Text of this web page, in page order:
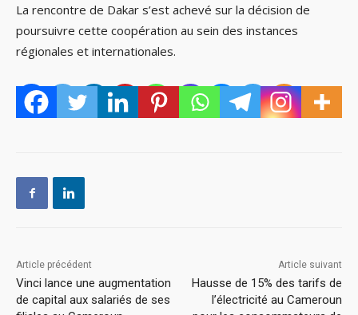
La rencontre de Dakar s’est achevé sur la décision de
poursuivre cette coopération au sein des instances
régionales et internationales.
Article précédent
Vinci lance une augmentation
de capital aux salariés de ses
Article suivant
Hausse de 15% des tarifs de
l’électricité au Cameroun